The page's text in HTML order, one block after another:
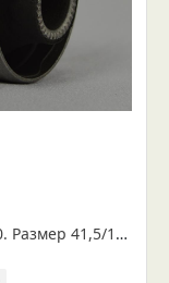
Сайлентблок рессоры Мitsubishi L200. Размер 41,5/14,5